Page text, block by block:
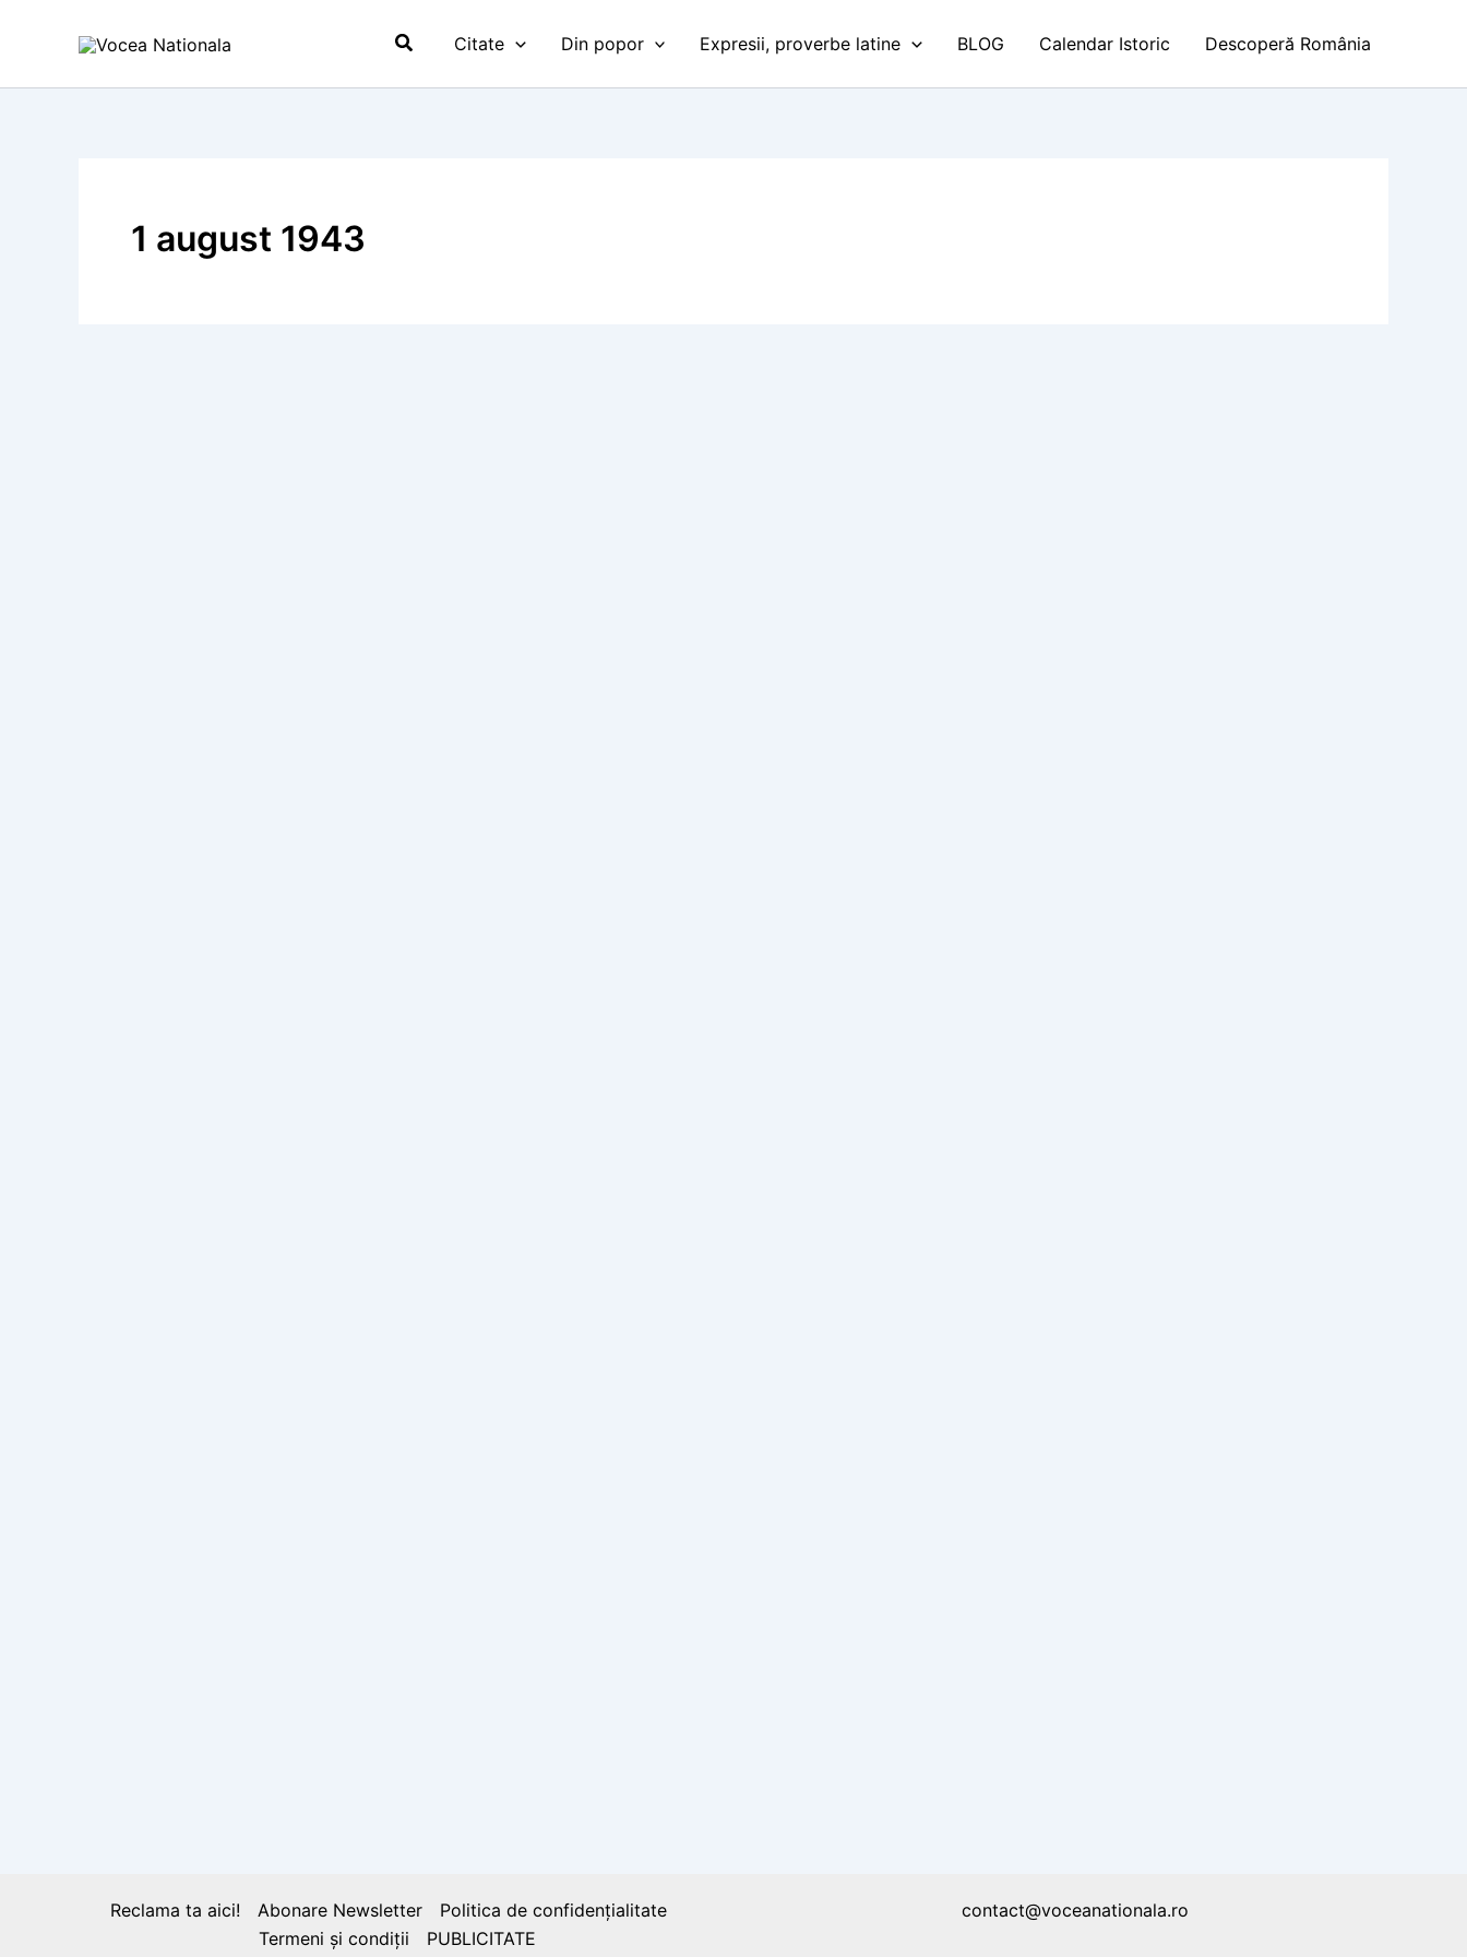
SearchCitate Din popor Expresii, proverbe latine BLOG Calendar Istoric Descoperă România
1 august 1943
Reclama ta aici! Abonare Newsletter
Politica de confidențialitate
Termeni și condiții
PUBLICITATE
contact@voceanationala.ro